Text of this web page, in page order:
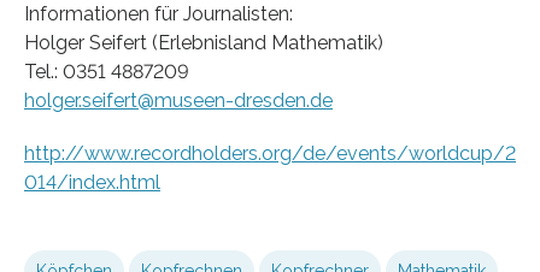
Informationen für Journalisten:
Holger Seifert (Erlebnisland Mathematik)
Tel.: 0351 4887209
holger.seifert@museen-dresden.de
http://www.recordholders.org/de/events/worldcup/2
014/index.html